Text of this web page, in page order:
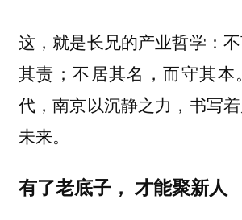
这，就是长兄的产业哲学：
其责；不居其名，而守其本
代，南京以沉静之力，书写
未来。
有了老底子， 才能聚新人